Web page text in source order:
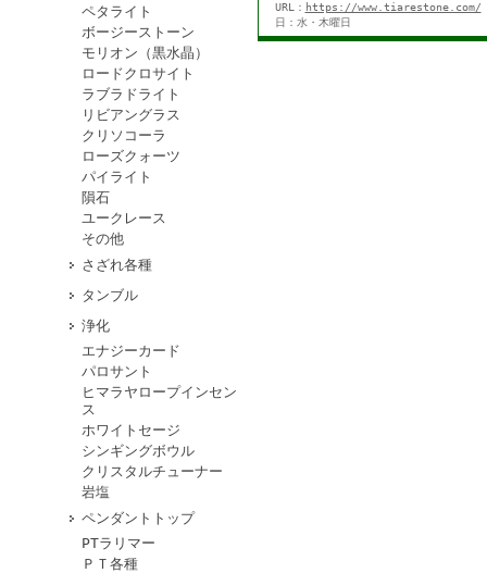
ペタライト
ボージーストーン
モリオン（黒水晶）
ロードクロサイト
ラブラドライト
リビアングラス
クリソコーラ
ローズクォーツ
パイライト
隕石
ユークレース
その他
さざれ各種
タンブル
浄化
エナジーカード
パロサント
ヒマラヤロープインセン
ス
ホワイトセージ
シンギングボウル
クリスタルチューナー
岩塩
ペンダントトップ
PTラリマー
ＰＴ各種
URL： https://www.tiarestone.com/
日：水・木曜日